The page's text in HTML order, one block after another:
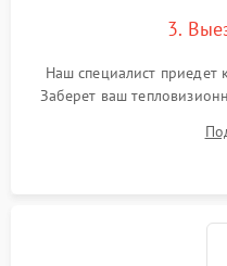
3.
Наш специалист приедет
Заберет ваш